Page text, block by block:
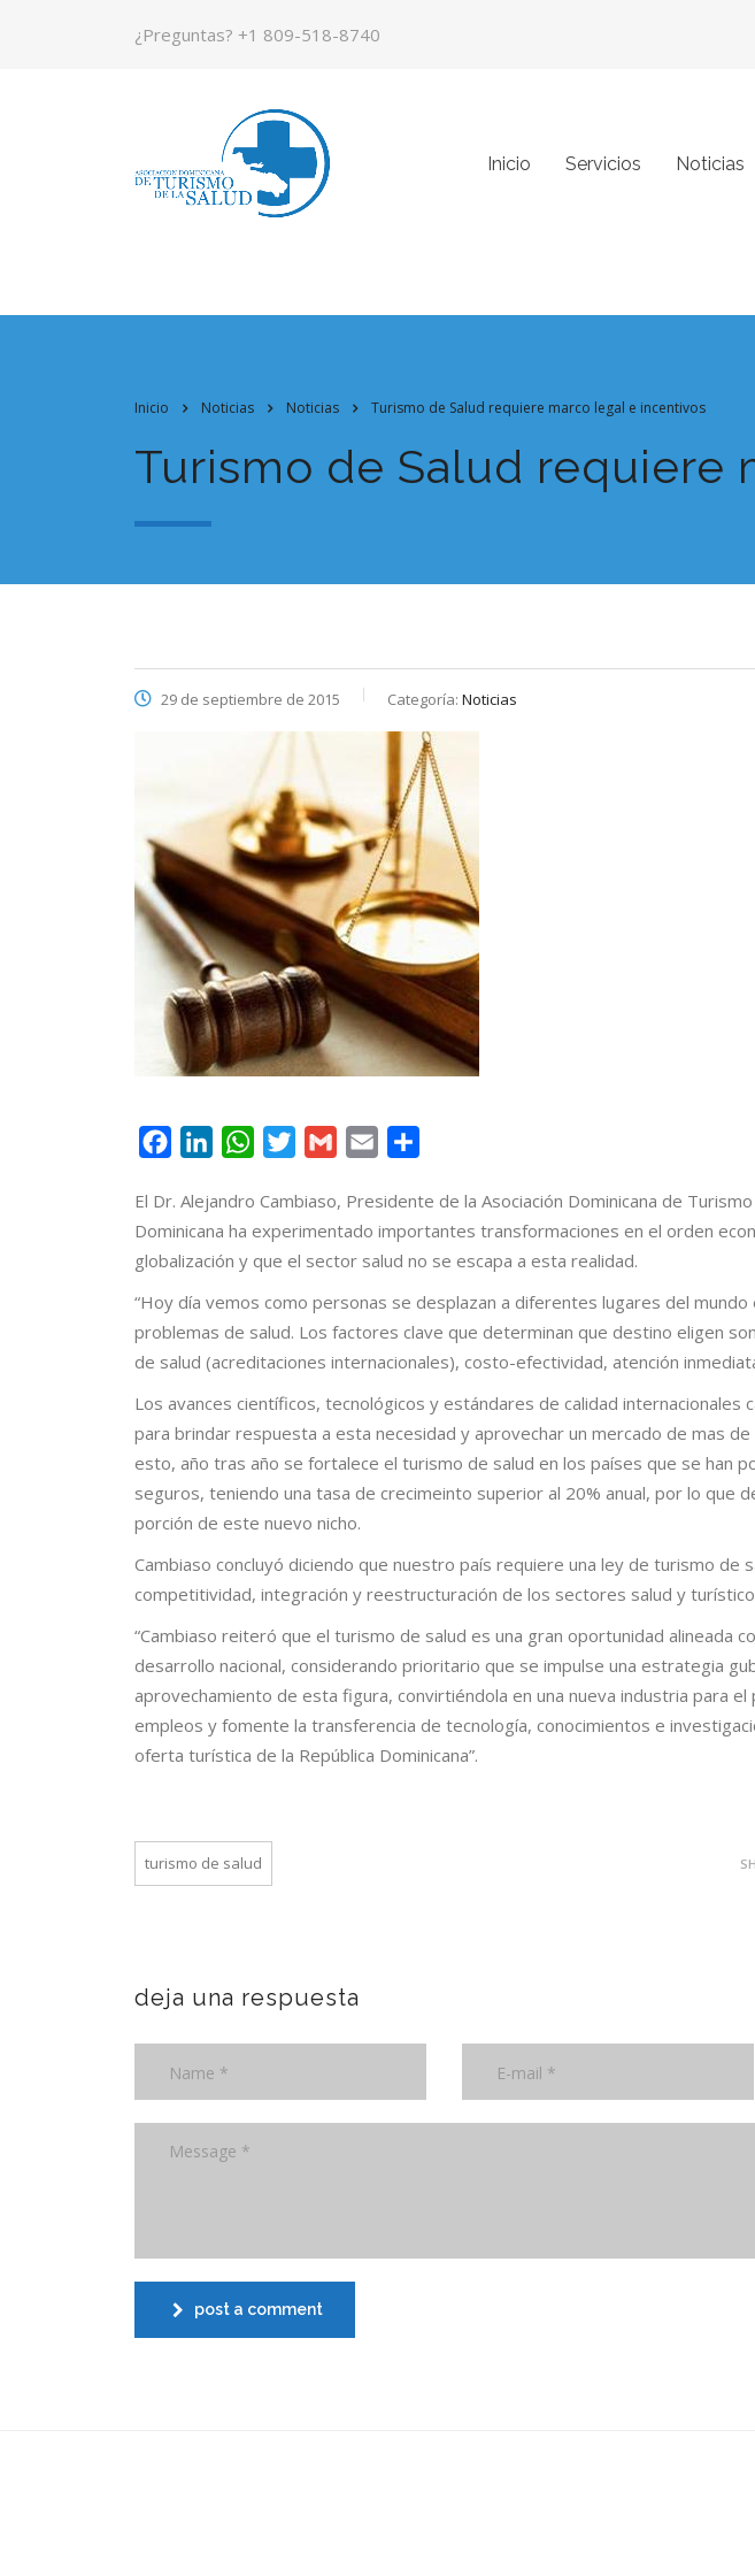
¿Preguntas? +1 809-518-8740
Inicio Servicios Noticias
Inicio Noticias Noticias Turismo de Salud requiere marco legal e incentivos
Turismo de Salud requiere
29 de septiembre de 2015 Categoría: Noticias
FacebookLinkedInWhatsAppTwitterGmail Email
El Dr. Alejandro Cambiaso, Presidente de la Asociación Dominicana de
Dominicana ha experimentado importantes transformaciones en el orden
globalización y que el sector salud no se escapa a esta realidad.
“Hoy día vemos como personas se desplazan a diferentes lugares del mundo
problemas de salud. Los factores clave que determinan que destino eligen
de salud (acreditaciones internacionales), costo-efectividad, atención
Los avances científicos, tecnológicos y estándares de calidad internacionales
para brindar respuesta a esta necesidad y aprovechar un mercado de mas
esto, año tras año se fortalece el turismo de salud en los países que se han
seguros, teniendo una tasa de crecimeinto superior al 20% anual, por lo que
porción de este nuevo nicho.
Cambiaso concluyó diciendo que nuestro país requiere una ley de turismo de
competitividad, integración y reestructuración de los sectores salud y
“Cambiaso reiteró que el turismo de salud es una gran oportunidad alineada
desarrollo nacional, considerando prioritario que se impulse una estrategia
aprovechamiento de esta figura, convirtiéndola en una nueva industria para
empleos y fomente la transferencia de tecnología, conocimientos e
oferta turística de la República Dominicana”.
turismo de salud
deja una respuesta
post a comment